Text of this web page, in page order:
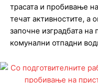
трасата и пробивање
течат активностите, а
започне изградбата на
комунални отпадни